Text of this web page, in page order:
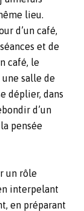
lieu.
d’un café,
et de
café, le
salle de
déplier, dans
d’un
pensée
un rôle
interpelant
en préparant